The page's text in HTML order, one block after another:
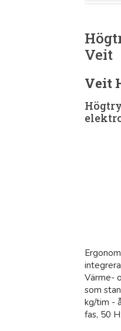
Veit
Veit
Värme-
som
kg/tim -
fas, 50